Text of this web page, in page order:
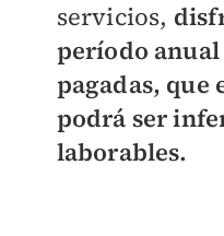
servicios,
período
pagadas, que
podrá ser
laborables.